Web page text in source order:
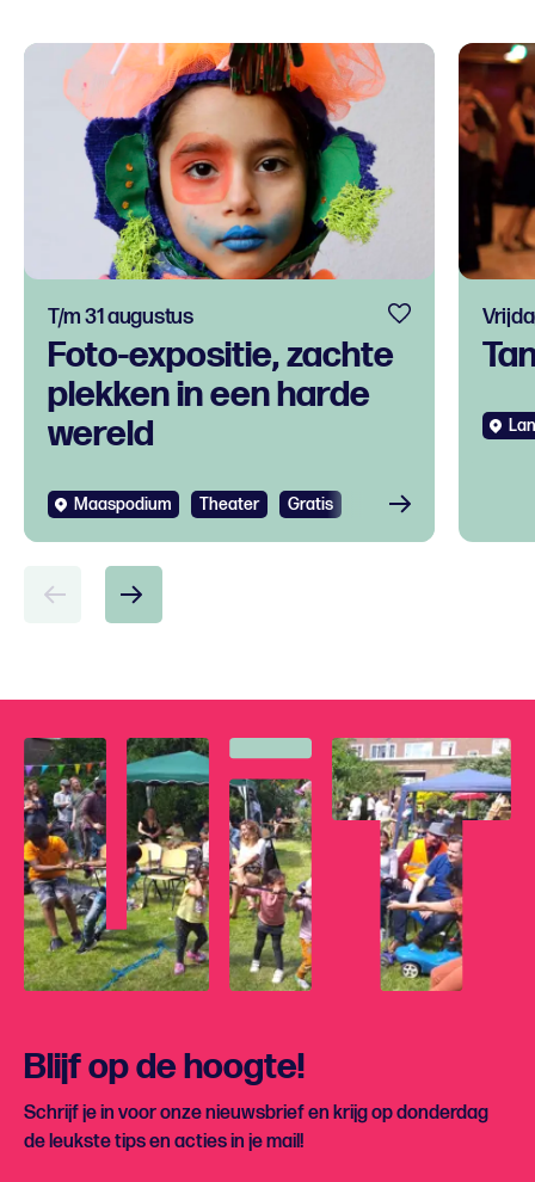
Foto-expositie, zachte
plekken in een harde
wereld
T/m 31 augustus
Maaspodium Theater Gratis
Blijf op de hoogte!
Schrijf je in voor onze nieuwsbrief en krijg op donderdag
de leukste tips en acties in je mail!